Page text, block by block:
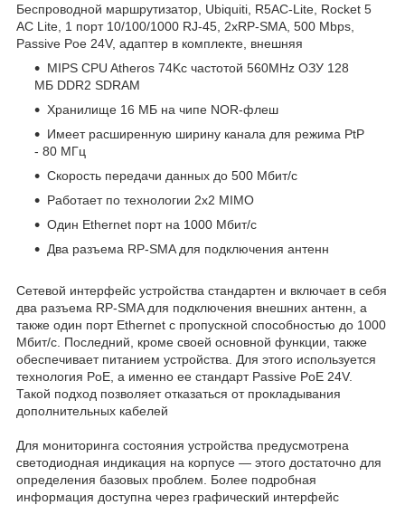
Беспроводной маршрутизатор, Ubiquiti, R5AC-Lite, Rocket 5
AC Lite, 1 порт 10/100/1000 RJ-45, 2xRP-SMA, 500 Mbps,
Passive Poe 24V, адаптер в комплекте, внешняя
MIPS CPU Atheros 74Kc частотой 560MHz ОЗУ 128
МБ DDR2 SDRAM
Хранилище 16 МБ на чипе NOR-флеш
Имеет расширенную ширину канала для режима PtP
- 80 МГц
Скорость передачи данных до 500 Мбит/с
Работает по технологии 2x2 MIMO
Один Ethernet порт на 1000 Мбит/с
Два разъема RP-SMA для подключения антенн
Сетевой интерфейс устройства стандартен и включает в себя
два разъема RP-SMA для подключения внешних антенн, а
также один порт Ethernet с пропускной способностью до 1000
Мбит/с. Последний, кроме своей основной функции, также
обеспечивает питанием устройства. Для этого используется
технология PoE, а именно ее стандарт Passive PoE 24V.
Такой подход позволяет отказаться от прокладывания
дополнительных кабелей
Для мониторинга состояния устройства предусмотрена
светодиодная индикация на корпусе — этого достаточно для
определения базовых проблем. Более подробная
информация доступна через графический интерфейс